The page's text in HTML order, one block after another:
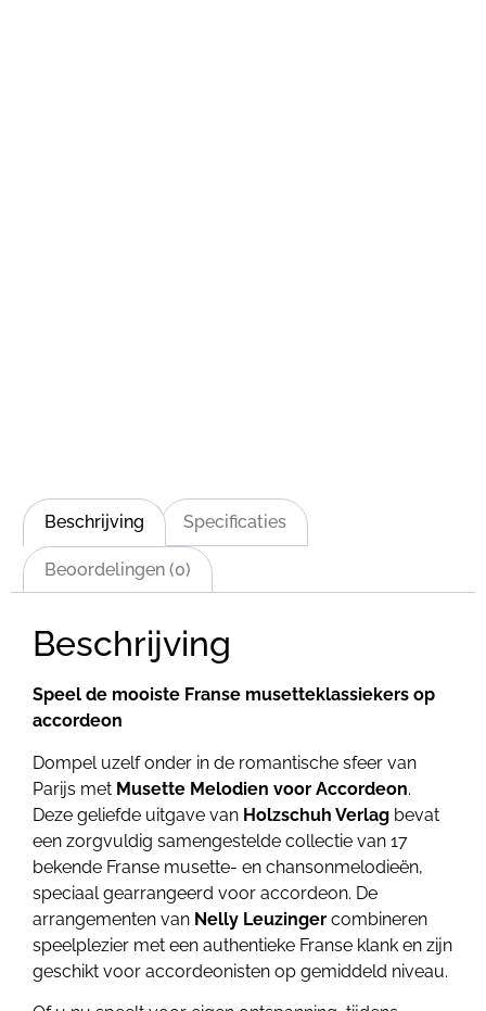
Beschrijving Specificaties
Beoordelingen (0)
Beschrijving
Speel de mooiste Franse musetteklassiekers op
accordeon
Dompel uzelf onder in de romantische sfeer van
Parijs met Musette Melodien voor Accordeon.
Deze geliefde uitgave van Holzschuh Verlag bevat
een zorgvuldig samengestelde collectie van 17
bekende Franse musette- en chansonmelodieën,
speciaal gearrangeerd voor accordeon. De
arrangementen van Nelly Leuzinger combineren
speelplezier met een authentieke Franse klank en zijn
geschikt voor accordeonisten op gemiddeld niveau.